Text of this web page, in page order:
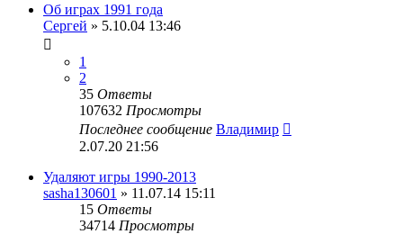
Об играх 1991 года
Сергей » 5.10.04 13:46
1
2
35 Ответы
107632 Просмотры
Последнее сообщение Владимир
2.07.20 21:56
Удаляют игры 1990-2013
sasha130601 » 11.07.14 15:11
15 Ответы
34714 Просмотры